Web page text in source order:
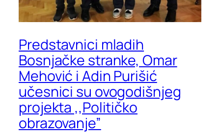
Predstavnici mladih
Bosnjačke stranke, Omar
Mehović i Adin Purišić
učesnici su ovogodišnjeg
projekta ,,Političko
obrazovanje”